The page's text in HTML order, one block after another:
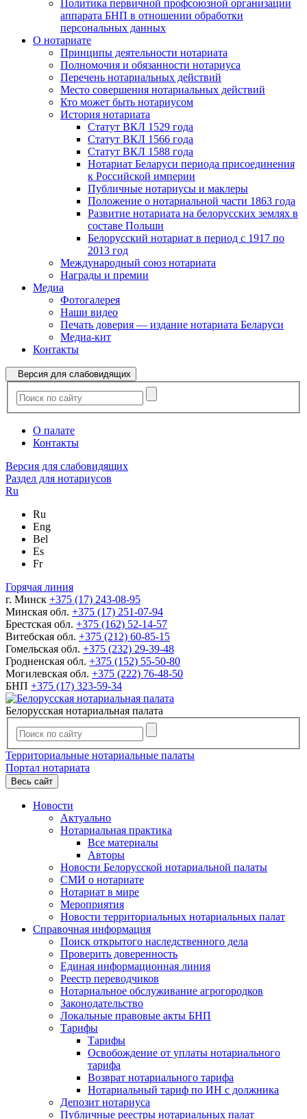
Политика первичной профсоюзной организации
аппарата БНП в отношении обработки
персональных данных
О нотариате
Принципы деятельности нотариата
Полномочия и обязанности нотариуса
Перечень нотариальных действий
Место совершения нотариальных действий
Кто может быть нотариусом
История нотариата
Статут ВКЛ 1529 года
Статут ВКЛ 1566 года
Статут ВКЛ 1588 года
Нотариат Беларуси периода присоединения
к Российской империи
Публичные нотариусы и маклеры
Положение о нотариальной части 1863 года
Развитие нотариата на белорусских землях в
составе Польши
Белорусский нотариат в период с 1917 по
2013 год
Международный союз нотариата
Награды и премии
Медиа
Фотогалерея
Наши видео
Печать доверия — издание нотариата Беларуси
Медиа-кит
Контакты
Версия для слабовидящих
О палате
Контакты
Версия для слабовидящих
Раздел для нотариусов
Ru
Ru
Eng
Bel
Es
Fr
Горячая линия
г. Минск +375 (17) 243-08-95
Минская обл. +375 (17) 251-07-94
Брестская обл. +375 (162) 52-14-57
Витебская обл. +375 (212) 60-85-15
Гомельская обл. +375 (232) 29-39-48
Гродненская обл. +375 (152) 55-50-80
Могилевская обл. +375 (222) 76-48-50
БНП +375 (17) 323-59-34
Белорусская нотариальная палата
Территориальные нотариальные палаты
Портал нотариата
Весь сайт
Новости
Актуально
Нотариальная практика
Все материалы
Авторы
Новости Белорусской нотариальной палаты
СМИ о нотариате
Нотариат в мире
Мероприятия
Новости территориальных нотариальных палат
Справочная информация
Поиск открытого наследственного дела
Проверить доверенность
Единая информационная линия
Реестр переводчиков
Нотариальное обслуживание агрогородков
Законодательство
Локальные правовые акты БНП
Тарифы
Тарифы
Освобождение от уплаты нотариального
тарифа
Возврат нотариального тарифа
Нотариальный тариф по ИН с должника
Депозит нотариуса
Публичные реестры нотариальных палат